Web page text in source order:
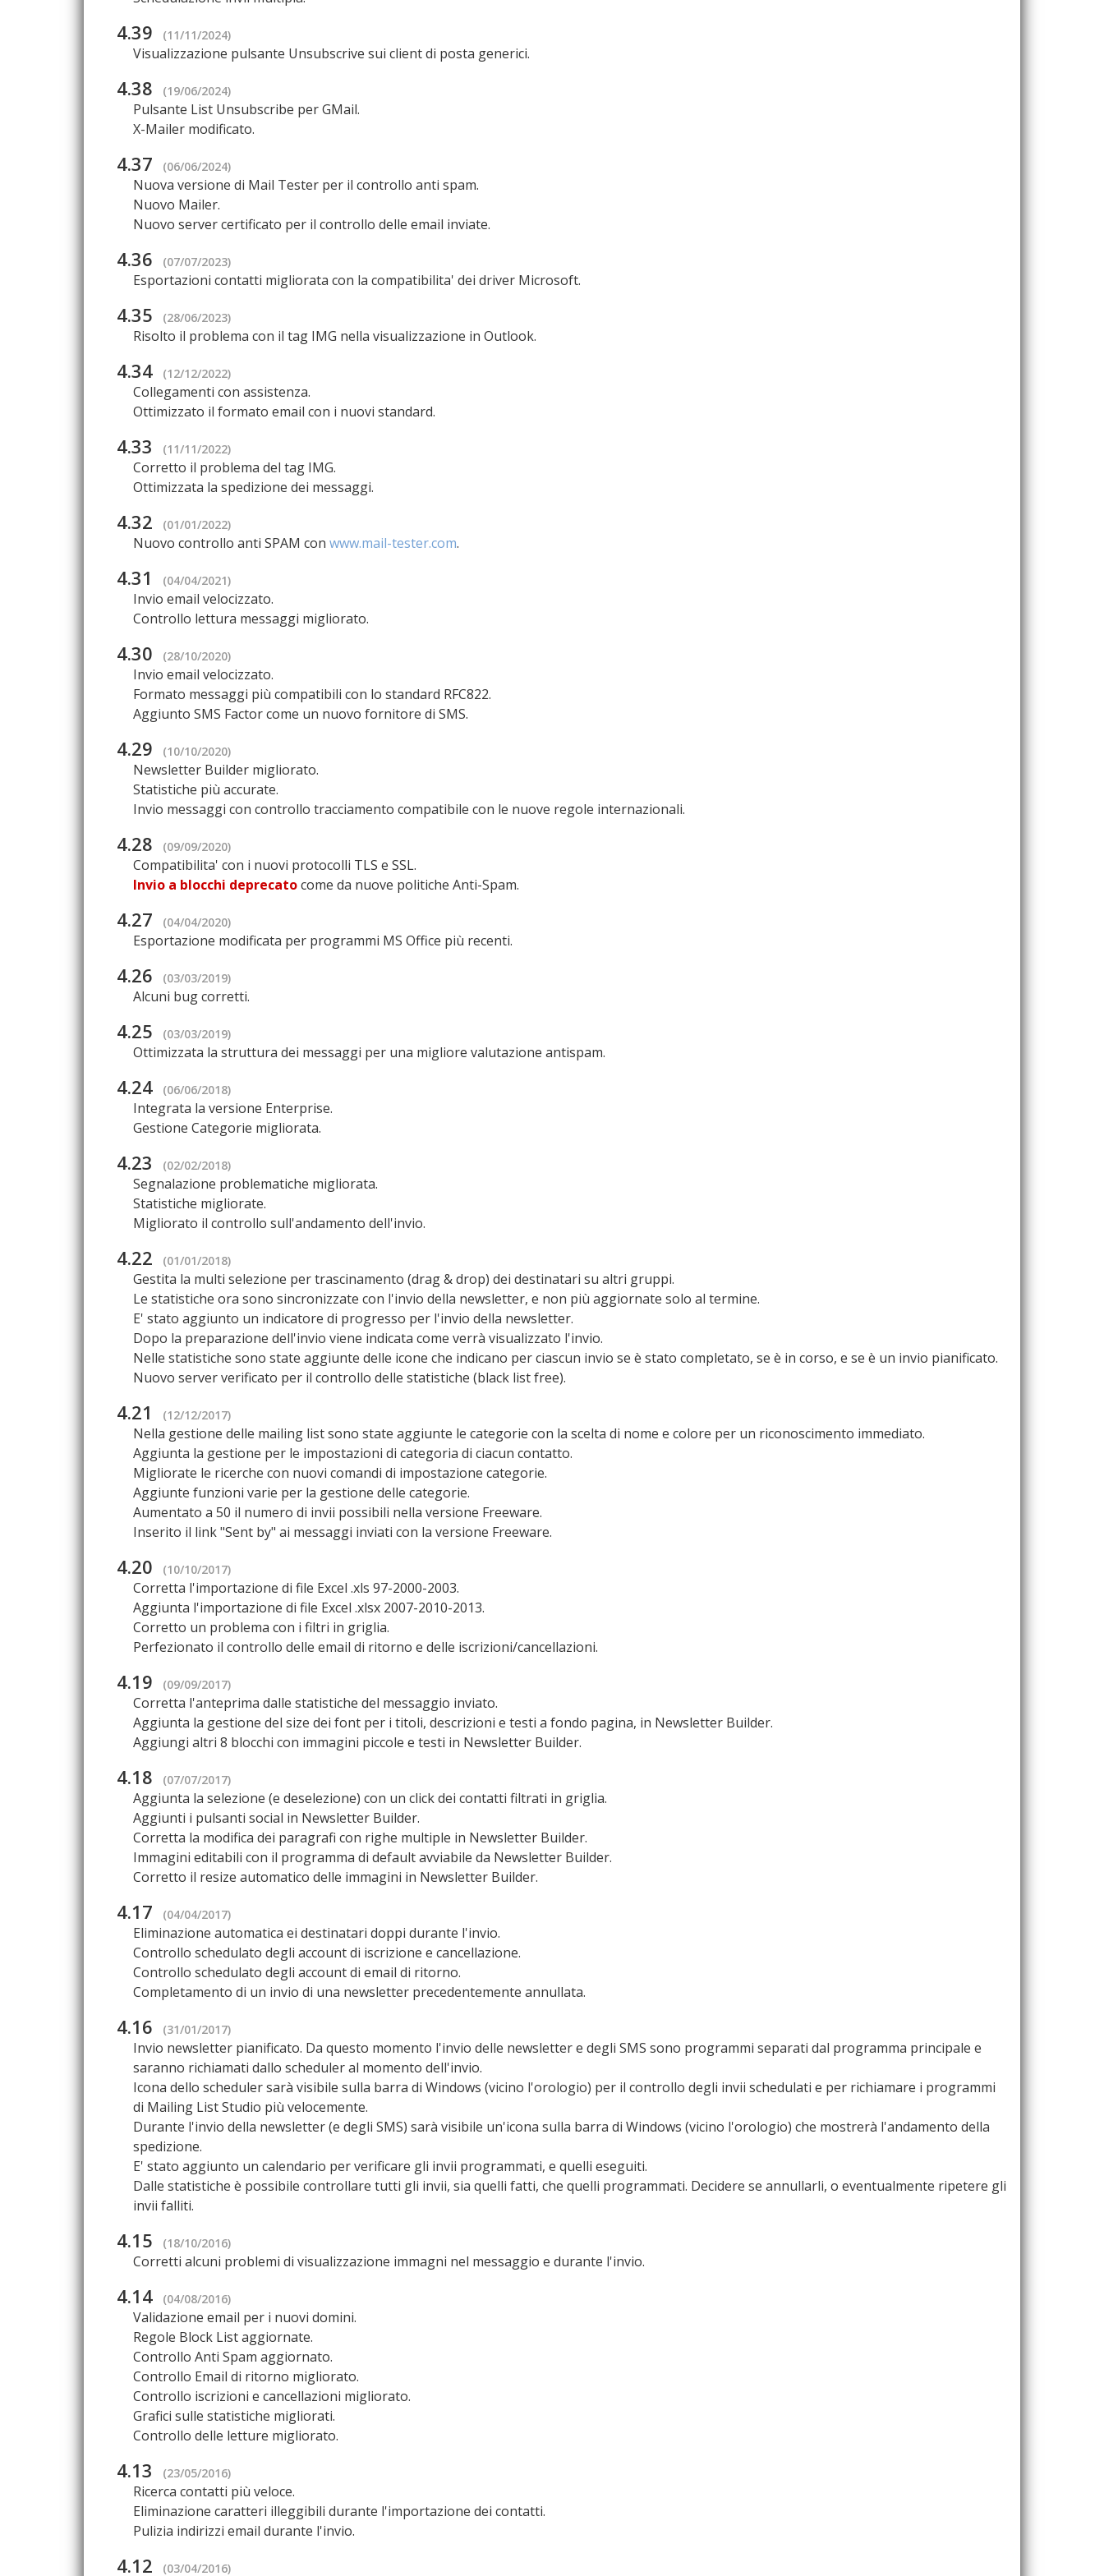
4.39 (11/11/2024)
Visualizzazione pulsante Unsubscrive sui client di posta generici.
4.38 (19/06/2024)
Pulsante List Unsubscribe per GMail.
X-Mailer modificato.
4.37 (06/06/2024)
Nuova versione di Mail Tester per il controllo anti spam.
Nuovo Mailer.
Nuovo server certificato per il controllo delle email inviate.
4.36 (07/07/2023)
Esportazioni contatti migliorata con la compatibilita' dei driver Microsoft.
4.35 (28/06/2023)
Risolto il problema con il tag IMG nella visualizzazione in Outlook.
4.34 (12/12/2022)
Collegamenti con assistenza.
Ottimizzato il formato email con i nuovi standard.
4.33 (11/11/2022)
Corretto il problema del tag IMG.
Ottimizzata la spedizione dei messaggi.
4.32 (01/01/2022)
Nuovo controllo anti SPAM con www.mail-tester.com.
4.31 (04/04/2021)
Invio email velocizzato.
Controllo lettura messaggi migliorato.
4.30 (28/10/2020)
Invio email velocizzato.
Formato messaggi più compatibili con lo standard RFC822.
Aggiunto SMS Factor come un nuovo fornitore di SMS.
4.29 (10/10/2020)
Newsletter Builder migliorato.
Statistiche più accurate.
Invio messaggi con controllo tracciamento compatibile con le nuove regole internazionali.
4.28 (09/09/2020)
Compatibilita' con i nuovi protocolli TLS e SSL.
Invio a blocchi deprecatocome da nuove politiche Anti-Spam.
4.27 (04/04/2020)
Esportazione modificata per programmi MS Office più recenti.
4.26 (03/03/2019)
Alcuni bug corretti.
4.25 (03/03/2019)
Ottimizzata la struttura dei messaggi per una migliore valutazione antispam.
4.24 (06/06/2018)
Integrata la versione Enterprise.
Gestione Categorie migliorata.
4.23 (02/02/2018)
Segnalazione problematiche migliorata.
Statistiche migliorate.
Migliorato il controllo sull'andamento dell'invio.
4.22 (01/01/2018)
Gestita la multi selezione per trascinamento (drag & drop) dei destinatari su altri gruppi.
Le statistiche ora sono sincronizzate con l'invio della newsletter, e non più aggiornate solo al termine.
E' stato aggiunto un indicatore di progresso per l'invio della newsletter.
Dopo la preparazione dell'invio viene indicata come verrà visualizzato l'invio.
Nelle statistiche sono state aggiunte delle icone che indicano per ciascun invio se è stato completato, se è in corso, e se è un invio pianificato.
Nuovo server verificato per il controllo delle statistiche (black list free).
4.21 (12/12/2017)
Nella gestione delle mailing list sono state aggiunte le categorie con la scelta di nome e colore per un riconoscimento immediato.
Aggiunta la gestione per le impostazioni di categoria di ciacun contatto.
Migliorate le ricerche con nuovi comandi di impostazione categorie.
Aggiunte funzioni varie per la gestione delle categorie.
Aumentato a 50 il numero di invii possibili nella versione Freeware.
Inserito il link "Sent by" ai messaggi inviati con la versione Freeware.
4.20 (10/10/2017)
Corretta l'importazione di file Excel .xls 97-2000-2003.
Aggiunta l'importazione di file Excel .xlsx 2007-2010-2013.
Corretto un problema con i filtri in griglia.
Perfezionato il controllo delle email di ritorno e delle iscrizioni/cancellazioni.
4.19 (09/09/2017)
Corretta l'anteprima dalle statistiche del messaggio inviato.
Aggiunta la gestione del size dei font per i titoli, descrizioni e testi a fondo pagina, in Newsletter Builder.
Aggiungi altri 8 blocchi con immagini piccole e testi in Newsletter Builder.
4.18 (07/07/2017)
Aggiunta la selezione (e deselezione) con un click dei contatti filtrati in griglia.
Aggiunti i pulsanti social in Newsletter Builder.
Corretta la modifica dei paragrafi con righe multiple in Newsletter Builder.
Immagini editabili con il programma di default avviabile da Newsletter Builder.
Corretto il resize automatico delle immagini in Newsletter Builder.
4.17 (04/04/2017)
Eliminazione automatica ei destinatari doppi durante l'invio.
Controllo schedulato degli account di iscrizione e cancellazione.
Controllo schedulato degli account di email di ritorno.
Completamento di un invio di una newsletter precedentemente annullata.
4.16 (31/01/2017)
Invio newsletter pianificato. Da questo momento l'invio delle newsletter e degli SMS sono programmi separati dal programma principale e
saranno richiamati dallo scheduler al momento dell'invio.
Icona dello scheduler sarà visibile sulla barra di Windows (vicino l'orologio) per il controllo degli invii schedulati e per richiamare i programmi
di Mailing List Studio più velocemente.
Durante l'invio della newsletter (e degli SMS) sarà visibile un'icona sulla barra di Windows (vicino l'orologio) che mostrerà l'andamento della
spedizione.
E' stato aggiunto un calendario per verificare gli invii programmati, e quelli eseguiti.
Dalle statistiche è possibile controllare tutti gli invii, sia quelli fatti, che quelli programmati. Decidere se annullarli, o eventualmente ripetere gli
invii falliti.
4.15 (18/10/2016)
Corretti alcuni problemi di visualizzazione immagni nel messaggio e durante l'invio.
4.14 (04/08/2016)
Validazione email per i nuovi domini.
Regole Block List aggiornate.
Controllo Anti Spam aggiornato.
Controllo Email di ritorno migliorato.
Controllo iscrizioni e cancellazioni migliorato.
Grafici sulle statistiche migliorati.
Controllo delle letture migliorato.
4.13 (23/05/2016)
Ricerca contatti più veloce.
Eliminazione caratteri illeggibili durante l'importazione dei contatti.
Pulizia indirizzi email durante l'invio.
4.12 (03/04/2016)